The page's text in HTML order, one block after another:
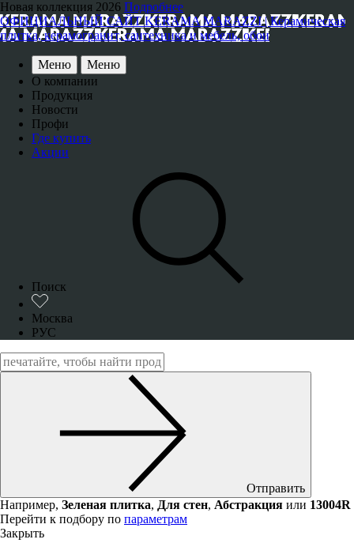
Новая коллекция 2026 Подробнее
ОФИЦИАЛЬНЫЙ САЙТ KERAMA MARAZZI | Керамическая
плитка, керамогранит, сантехника и мебель, обои
Меню
Меню
О компании
Продукция
Новости
Профи
Где купить
Акции
Поиск
Москва
РУС
Отправить
Например, Зеленая плитка, Для стен, Абстракция или 13004R
Перейти к подбору по параметрам
Закрыть